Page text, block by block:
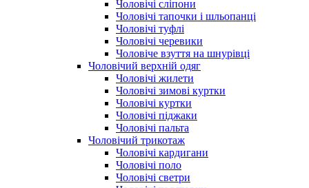
Чоловічі сліпони
Чоловічі тапочки і шльопанці
Чоловічі туфлі
Чоловічі черевики
Чоловіче взуття на шнурівці
Чоловічий верхній одяг
Чоловічі жилети
Чоловічі зимові куртки
Чоловічі куртки
Чоловічі піджаки
Чоловічі пальта
Чоловічий трикотаж
Чоловічі кардигани
Чоловічі поло
Чоловічі светри